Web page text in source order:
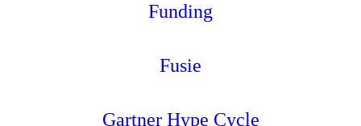
Funding
Fusie
Gartner Hype Cycle